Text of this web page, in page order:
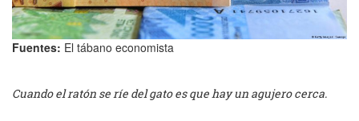
Fuentes: El tábano economista
Cuando el ratón se ríe del gato es que hay un agujero cerca.